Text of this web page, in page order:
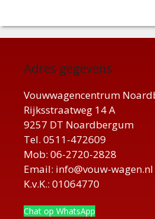
Adres gegevens
Vouwwagencentrum
Rijksstraatweg 14 A
9257 DT Noardbergum
Tel. 0511-472609
Mob: 06-2720-2828
Email: info@vouw-wagen.nl
K.v.K.: 01064770
Chat op WhatsApp